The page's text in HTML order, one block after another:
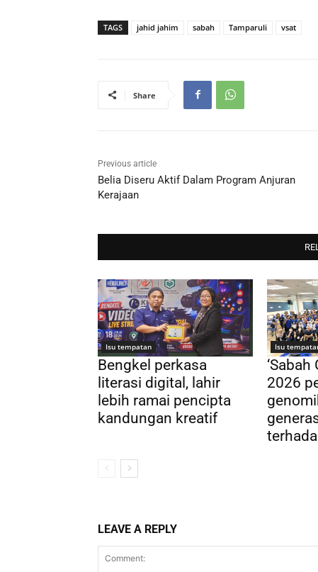
TAGS jahid jahim sabah Tamparuli vsat
Share
Previous article
Belia Diseru Aktif Dalam Program Anjuran
Kerajaan
Isu tempatan
Bengkel perkasa
literasi digital, lahir
lebih ramai pencipta
kandungan kreatif
Isu
‘Sabah
2026
LEAVE A REPLY